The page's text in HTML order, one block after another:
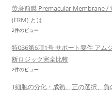
黄斑前膜 Premacular Membrane /
(ERM) とは
2件のビュー
特036第6項1号 サポート要件 アム
断ロジック完全比較
2件のビュー
T細胞の分化・成熟、正の選択、